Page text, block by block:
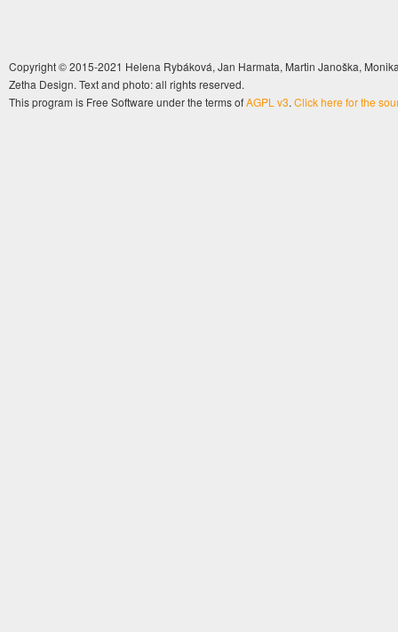
Copyright © 2015-2021 Helena Rybáková, Jan Harmata, Martin Janoška,
Zetha Design. Text and photo: all rights reserved.
This program is Free Software under the terms ofAGPL v3. Click here for the